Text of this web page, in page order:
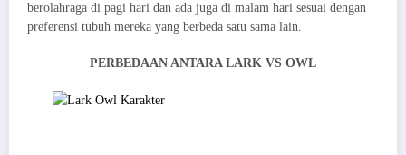
berolahraga di pagi hari dan ada juga di malam hari sesuai dengan
preferensi tubuh mereka yang berbeda satu sama lain.
PERBEDAAN ANTARA LARK VS OWL